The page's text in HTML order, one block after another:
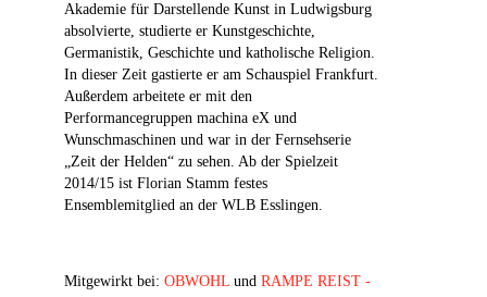
Akademie für Darstellende Kunst in Ludwigsburg
absolvierte, studierte er Kunstgeschichte,
Germanistik, Geschichte und katholische Religion.
In dieser Zeit gastierte er am Schauspiel Frankfurt.
Außerdem arbeitete er mit den
Performancegruppen machina eX und
Wunschmaschinen und war in der Fernsehserie
„Zeit der Helden“ zu sehen. Ab der Spielzeit
2014/15 ist Florian Stamm festes
Ensemblemitglied an der WLB Esslingen.
Mitgewirkt bei: OBWOHL und RAMPE REIST -